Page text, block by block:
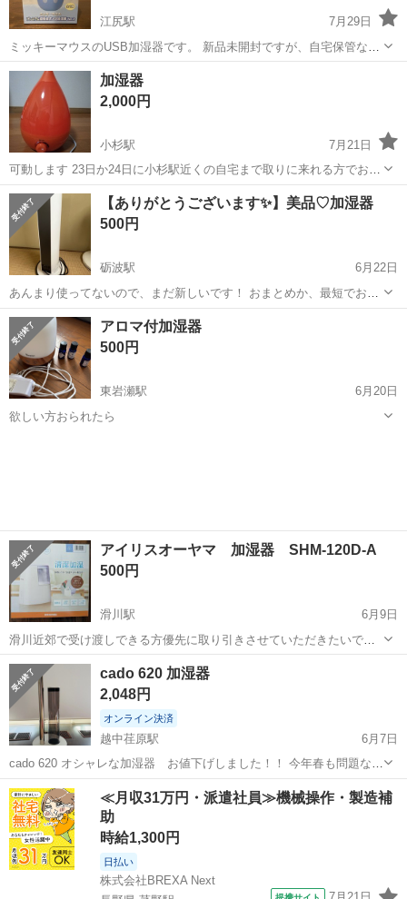
江尻駅
7月29日
ミッキーマウスのUSB加湿器です。 新品未開封ですが、自宅保管なの
で、お気になさらない方のみ購入の検討をお願いします。
富山 高岡市 江尻駅
加湿器
2,000円
小杉駅
7月21日
可動します 23日か24日に小杉駅近くの自宅まで取りに来れる方でお願
いします https://store.shopping.yahoo.co.jp/sonanoa/20181230011742-
00099.html?...
富山 射水市 小杉駅 季節、空調家電
【ありがとうございます✨️】美品♡加湿器
500円
砺波駅
6月22日
あんまり使ってないので、まだ新しいです！ おまとめか、最短でお取
り引きしてくださる方よろしくお願い致します✨️ かなりお買い得で
す！
富山 砺波市 砺波駅 季節、空調家電
アロマ付加湿器
500円
東岩瀬駅
6月20日
欲しい方おられたら
アイリスオーヤマ 加湿器 SHM-120D-A
500円
滑川駅
6月9日
滑川近郊で受け渡しできる方優先に取り引きさせていただきたいで
す。 あまり使用感なく綺麗めな状態です。
富山 滑川市 季節、空調家電
cado 620 加湿器
2,048円
オンライン決済
越中荏原駅
6月7日
cado 620 オシャレな加湿器 お値下げしました！！ 今年春も問題なく
稼働してましたが、 スペースを取られる為出品します - タイプ: 置き
型加湿器 - デザイン: 円柱型 - 素材: プラスチック、金属 - 状態:...
富山 富山市 越中荏原駅 季節、空調家電 cado
≪月収31万円・派遣社員≫機械操作・製造補
助
時給1,300円
日払い
株式会社BREXA Next